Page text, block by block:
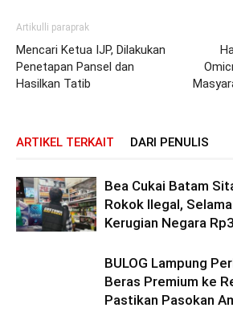
Artikulli paraprak
Mencari Ketua IJP, Dilakukan
Penetapan Pansel dan
Hasilkan Tatib
ARTIKEL TERKAIT DARI PENULIS
Bea Cukai Batam
Rokok Ilegal,
Kerugian Negara
BULOG Lampung
Beras Premium ke
Pastikan Pasokan